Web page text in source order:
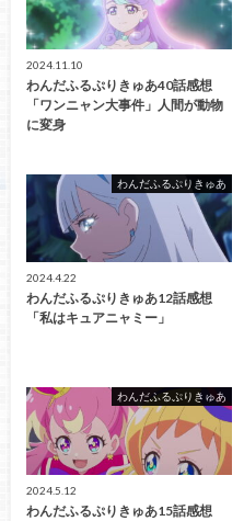
2024.11.10
わんだふるぷりきゅあ40話感想
「ワンニャン大事件」人間が動物
に変身
わんだふるぷりきゅあ
2024.4.22
わんだふるぷりきゅあ12話感想
「私はキュアニャミー」
わんだふるぷりきゅあ
2024.5.12
わんだふるぷりきゅあ15話感想